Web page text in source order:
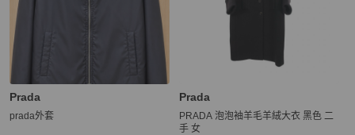
Prada
prada外套
Prada
PRADA 泡泡袖羊毛羊絨大衣 黑色 二
手 女